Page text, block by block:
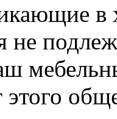
в
не
этого